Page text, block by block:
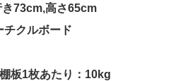
73cm,高さ65cm
クルボード
板1枚あたり：10kg